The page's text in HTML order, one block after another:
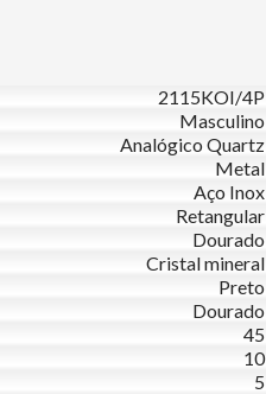
2115KOI/4P
Masculino
Analógico Quartz
Metal
Aço Inox
Retangular
Dourado
Cristal mineral
Preto
Dourado
45
10
5